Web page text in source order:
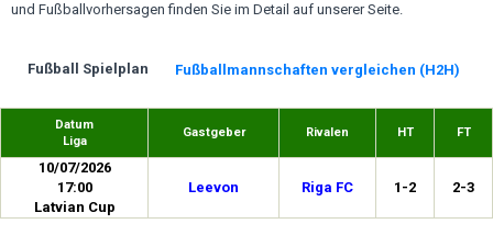
und Fußballvorhersagen finden Sie im Detail auf unserer Seite.
Fußball Spielplan Fußballmannschaften vergleichen (H2H)
Datum
Liga
Gastgeber Rivalen HT FT
10/07/2026
17:00
Latvian Cup
Leevon Riga FC 1-2 2-3